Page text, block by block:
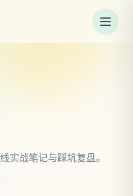
实战笔记与踩坑复盘。